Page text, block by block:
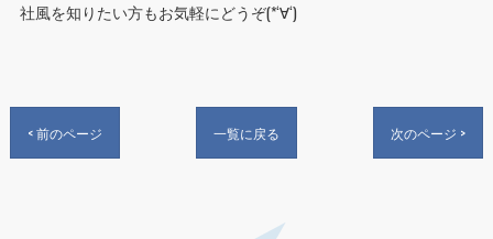
社風を知りたい方もお気軽にどうぞ(*‘∀‘)
< 前のページ 一覧に戻る 次のページ >